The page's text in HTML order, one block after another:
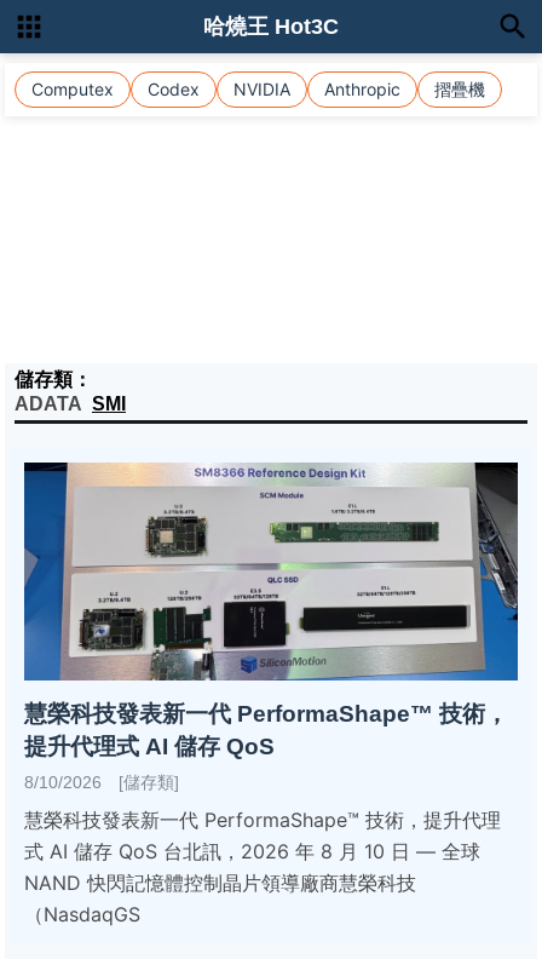
Computex Codex NVIDIA Anthropic 摺疊機
哈燒王 Hot3C
儲存類：
ADATA SMI
慧榮科技發表新一代 PerformaShape™ 技術，
提升代理式 AI 儲存 QoS
8/10/2026 [儲存類]
慧榮科技發表新一代 PerformaShape™ 技術，提升代理
式 AI 儲存 QoS 台北訊，2026 年 8 月 10 日 — 全球
NAND 快閃記憶體控制晶片領導廠商慧榮科技
（NasdaqGS